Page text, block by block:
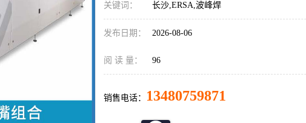
关键词： 长沙,ERSA,波峰焊
发布日期： 2026-08-06
阅 读 量： 96
销售电话： 13480759871